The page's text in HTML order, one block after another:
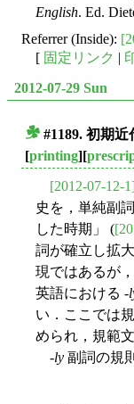
English. Ed.
Referrer (Inside):
[ 固定リンク |
2012-07-29 Sun
#1189. 初期
[printing][
[2012-07-12-
史を，単純副
した時期」 (
詞が確立し拡
現ではあるが
英語における -
い．ここでは
められ，規範
-ly 副詞の規